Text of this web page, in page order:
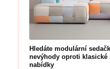
Hledáte modulární
nevýhody oproti klasické
nabídky